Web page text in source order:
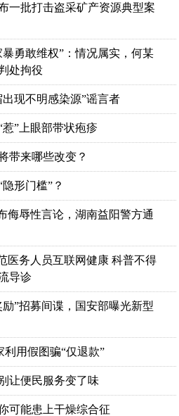
一批打击盗采矿产资源典型案
勇敢维权”：情况属实，何某
处拘役
现不明感染源”谣言者
”上眼部带状疱疹
带来哪些改变？
形门槛”？
侮辱性言论，湖南益阳警方通
医务人员互联网健康 科普不得
导诊
”招募间谍，国安部曝光新型
用假图骗“仅退款”
让便民服务变了味
可能患上干燥综合征